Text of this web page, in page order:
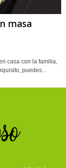
masa
casa con la familia,
puedes...